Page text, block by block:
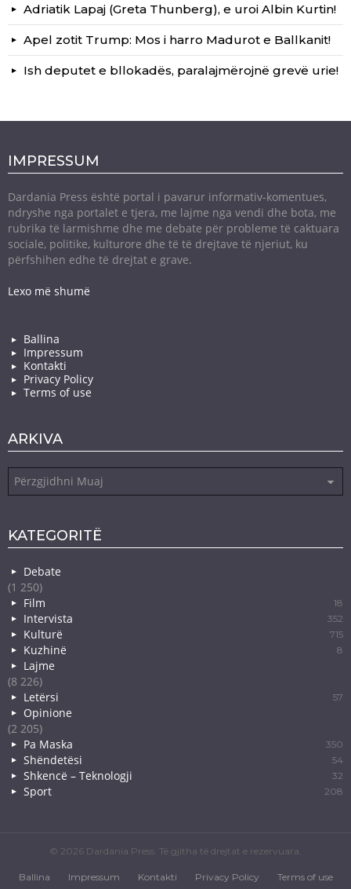
Adriatik Lapaj (Greta Thunberg), e uroi Albin Kurtin!
Apel zotit Trump: Mos i harro Madurot e Ballkanit!
Ish deputet e bllokadës, paralajmërojnë grevë urie!
IMPRESSUM
Dardania Press është portal i pavarur informativ-komentues,
ndryshe nga portalet e tjera, me lajme nga vendi dhe bota, me
rubrika të larmishme dhe me debate për probleme të caktuara
sociale, politike, kulturore dhe të të drejtave të njeriut, ku
përfshihen edhe të drejtat e grave.
Lexo më shumë
Ballina
Impressum
Kontakti
Privacy Policy
Terms of use
ARKIVA
KATEGORITË
Debate
(1 250)
Film
18
Intervista 352
Kulturë 715
Kuzhinë 8
Lajme
(8 226)
Letërsi
57
Opinione
(2 205)
Pa Maska
350
Shëndetësi 54
Shkencë – Teknologji 32
Sport 208
© 2026 Dardania Press. Të gjitha të drejtat e rezervuara.
Ballina Impressum Kontakti Privacy Policy Terms of use